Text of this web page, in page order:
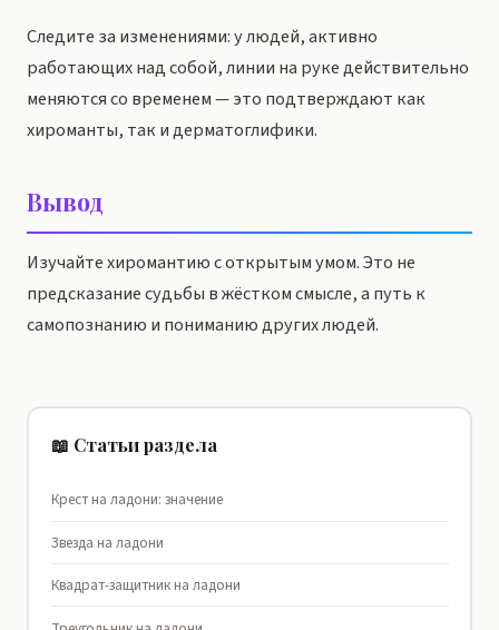
Следите за изменениями: у людей, активно
работающих над собой, линии на руке действительно
меняются со временем — это подтверждают как
хироманты, так и дерматоглифики.
Вывод
Изучайте хиромантию с открытым умом. Это не
предсказание судьбы в жёстком смысле, а путь к
самопознанию и пониманию других людей.
📖 Статьи раздела
Крест на ладони: значение
Звезда на ладони
Квадрат-защитник на ладони